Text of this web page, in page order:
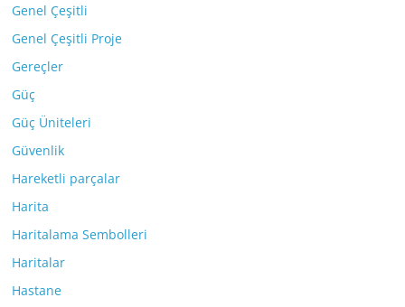
Genel Çeşitli
Genel Çeşitli Proje
Gereçler
Güç
Güç Üniteleri
Güvenlik
Hareketli parçalar
Harita
Haritalama Sembolleri
Haritalar
Hastane